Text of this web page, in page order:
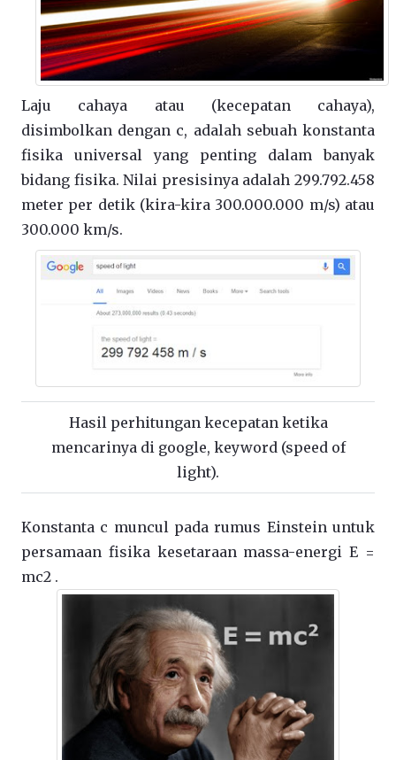
Laju cahaya atau (kecepatan cahaya),
disimbolkan dengan c, adalah sebuah konstanta
fisika universal yang penting dalam banyak
bidang fisika. Nilai presisinya adalah 299.792.458
meter per detik (kira-kira 300.000.000 m/s) atau
300.000 km/s.
Hasil perhitungan kecepatan ketika
mencarinya di google, keyword (speed of
light).
Konstanta c muncul pada rumus Einstein untuk
persamaan fisika kesetaraan massa-energi E =
mc2 .